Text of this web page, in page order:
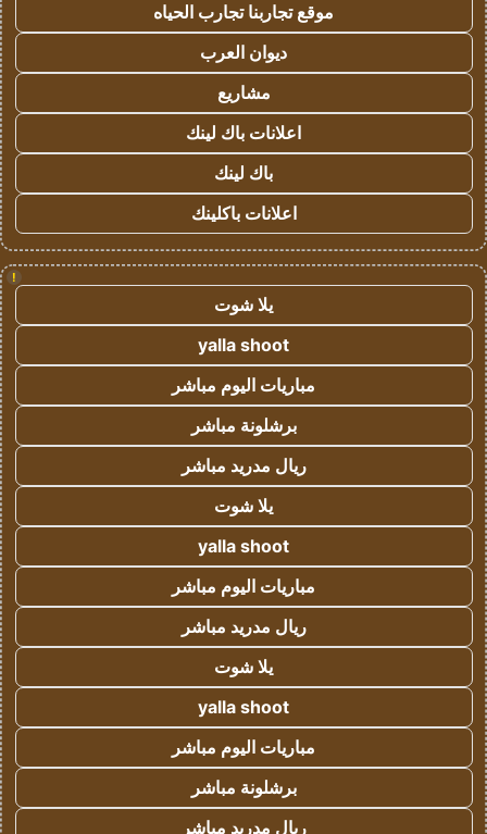
موقع تجاربنا تجارب الحياه
ديوان العرب
مشاريع
اعلانات باك لينك
باك لينك
اعلانات باكلينك
!
يلا شوت
yalla shoot
مباريات اليوم مباشر
برشلونة مباشر
ريال مدريد مباشر
يلا شوت
yalla shoot
مباريات اليوم مباشر
ريال مدريد مباشر
يلا شوت
yalla shoot
مباريات اليوم مباشر
برشلونة مباشر
ريال مدريد مباشر